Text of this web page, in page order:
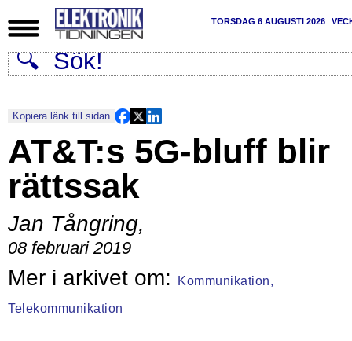
TORSDAG 6 AUGUSTI 2026
Kopiera länk till sidan
AT&T:s 5G-bluff blir
rättssak
Jan Tångring,
08 februari 2019
Kommunikation,
Telekommunikation